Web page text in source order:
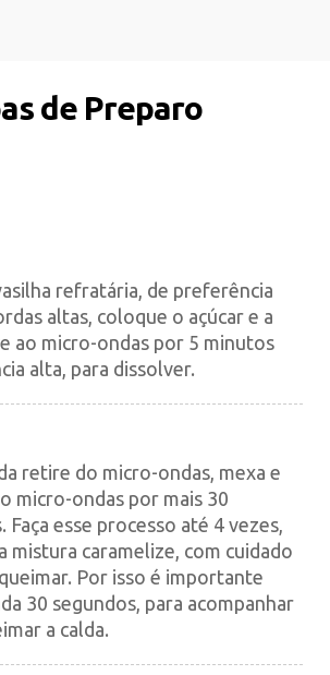
de Preparo
refratária, de preferência
altas, coloque o açúcar e a
ao micro-ondas por 5 minutos
alta, para dissolver.
retire do micro-ondas, mexa e
micro-ondas por mais 30
Faça esse processo até 4 vezes,
mistura caramelize, com cuidado
Por isso é importante
30 segundos, para acompanhar
a calda.